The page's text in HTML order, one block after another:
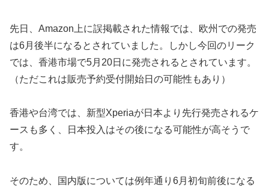
先日、Amazon上に誤掲載された情報では、欧州での発売
は6月後半になるとされていました。しかし今回のリーク
では、香港市場で5月20日に発売されるとされています。
（ただこれは販売予約受付開始日の可能性もあり）
香港や台湾では、新型Xperiaが日本より先行発売されるケ
ースも多く、日本投入はその後になる可能性が高そうで
す。
そのため、国内版については例年通り6月初旬前後になる